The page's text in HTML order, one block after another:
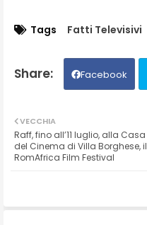
Tags Fatti Televisivi
Facebook
VECCHIA
Raff, fino all’11 luglio, alla Casa
del Cinema di Villa Borghese, il
RomAfrica Film Festival